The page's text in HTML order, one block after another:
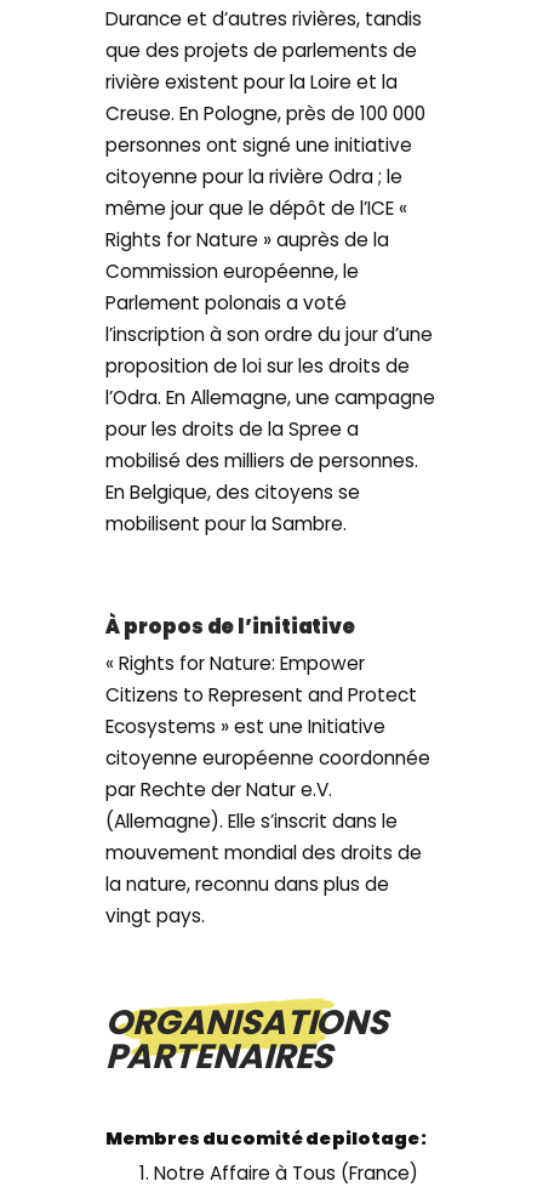
Durance et d’autres rivières, tandis
que des projets de parlements de
rivière existent pour la Loire et la
Creuse. En Pologne, près de 100 000
personnes ont signé une initiative
citoyenne pour la rivière Odra ; le
même jour que le dépôt de l’ICE «
Rights for Nature » auprès de la
Commission européenne, le
Parlement polonais a voté
l’inscription à son ordre du jour d’une
proposition de loi sur les droits de
l’Odra. En Allemagne, une campagne
pour les droits de la Spree a
mobilisé des milliers de personnes.
En Belgique, des citoyens se
mobilisent pour la Sambre.
À propos de l’initiative
« Rights for Nature: Empower
Citizens to Represent and Protect
Ecosystems » est une Initiative
citoyenne européenne coordonnée
par Rechte der Natur e.V.
(Allemagne). Elle s’inscrit dans le
mouvement mondial des droits de
la nature, reconnu dans plus de
vingt pays.
ORGANISATIONS
PARTENAIRES
Membres du comité de pilotage :
Notre Affaire à Tous (France)